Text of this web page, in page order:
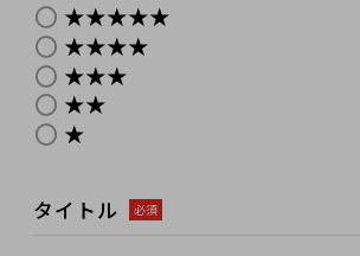
★★★★★
★★★★
★★★
★★
★
タイトル 必須